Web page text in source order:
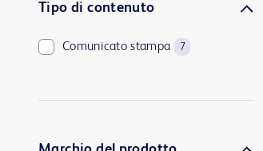
Tipo di contenuto
Comunicato stampa 7